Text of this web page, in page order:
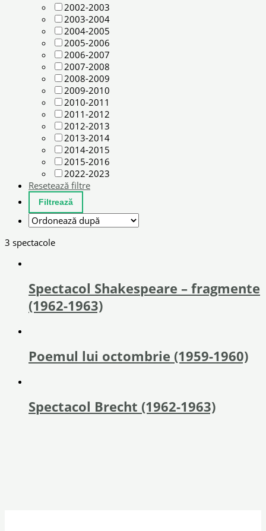
2002-2003
2003-2004
2004-2005
2005-2006
2006-2007
2007-2008
2008-2009
2009-2010
2010-2011
2011-2012
2012-2013
2013-2014
2014-2015
2015-2016
2022-2023
Resetează filtre
3 spectacole
Spectacol Shakespeare – fragmente
(1962-1963)
Poemul lui octombrie (1959-1960)
Spectacol Brecht (1962-1963)